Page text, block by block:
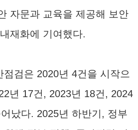
자문과 교육을 제공해 보안
재화에 기여했다.
점검은 2020년 4건을 시작으
년 17건, 2023년 18건, 2024
났다. 2025년 하반기, 정부